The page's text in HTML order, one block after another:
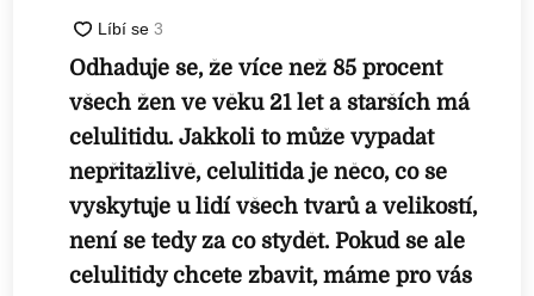
Odhaduje se, že více než 85 procent
všech žen ve věku 21 let a starších má
celulitidu. Jakkoli to může vypadat
nepřitažlivě, celulitida je něco, co se
vyskytuje u lidí všech tvarů a velikostí,
není se tedy za co stydět. Pokud se ale
celulitidy chcete zbavit, máme pro vás